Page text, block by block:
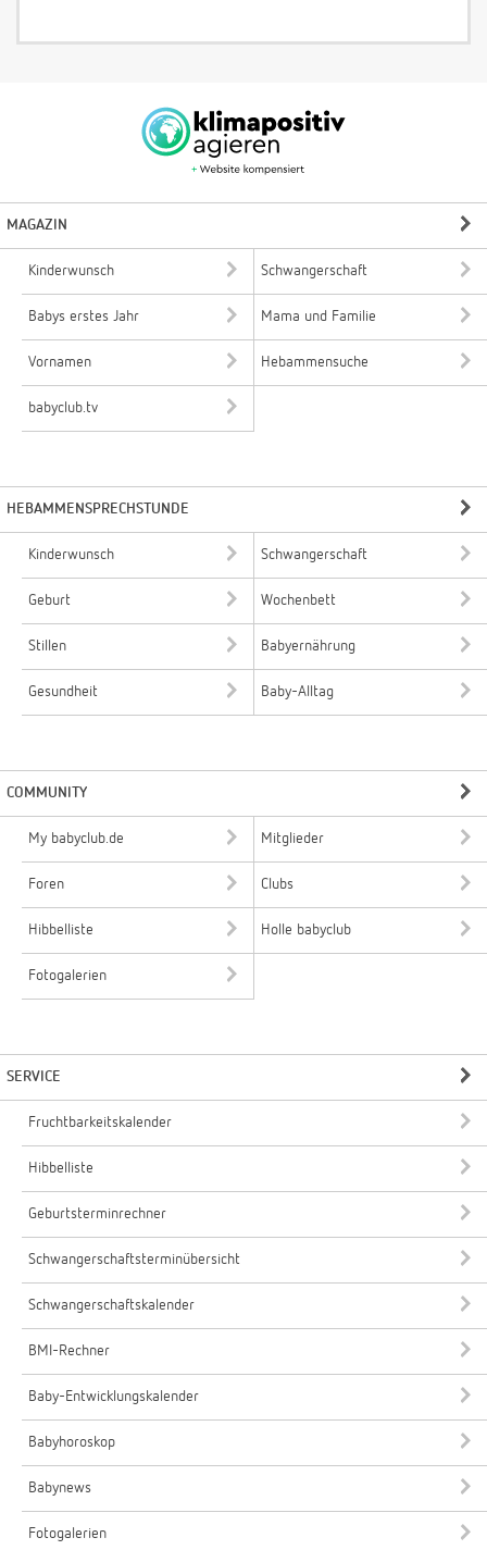
MAGAZIN
Kinderwunsch Schwangerschaft
Babys erstes Jahr Mama und Familie
Vornamen Hebammensuche
babyclub.tv
HEBAMMENSPRECHSTUNDE
Kinderwunsch Schwangerschaft
Geburt Wochenbett
Stillen Babyernährung
Gesundheit Baby-Alltag
COMMUNITY
My babyclub.de Mitglieder
Foren Clubs
Hibbelliste Holle babyclub
Fotogalerien
SERVICE
Fruchtbarkeitskalender
Hibbelliste
Geburtsterminrechner
Schwangerschaftsterminübersicht
Schwangerschaftskalender
BMI-Rechner
Baby-Entwicklungskalender
Babyhoroskop
Babynews
Fotogalerien